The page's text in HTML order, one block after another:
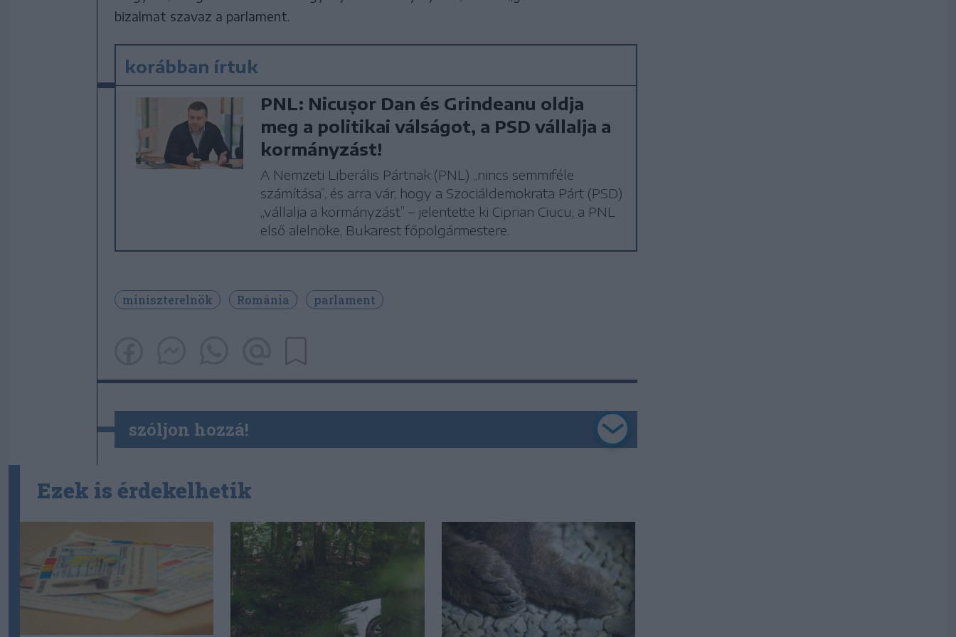
bizalmat szavaz a parlament.
korábban írtuk
PNL: Nicușor Dan és Grindeanu oldja
meg a politikai válságot, a PSD vállalja a
kormányzást!
A Nemzeti Liberális Pártnak (PNL) „nincs semmiféle
számítása”, és arra vár, hogy a Szociáldemokrata Párt (PSD)
„vállalja a kormányzást” – jelentette ki Ciprian Ciucu, a PNL
első alelnöke, Bukarest főpolgármestere.
miniszterelnök Románia parlament
szóljon hozzá!
Ezek is érdekelhetik